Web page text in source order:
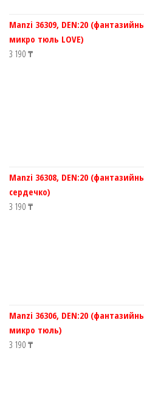
Manzi 36309, DEN:20
микро тюль LOVE)
3 190 ₸
Manzi 36308, DEN:20
сердечко)
3 190 ₸
Manzi 36306, DEN:20
микро тюль)
3 190 ₸